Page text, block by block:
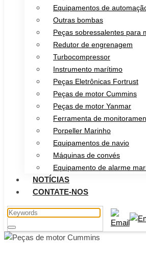
Equipamentos de
Outras bombas
Peças sobressalentes para
Redutor de engrenagem
Turbocompressor
Instrumento marítimo
Peças Eletrônicas Fortrust
Peças de motor Cummins
Peças de motor Yanmar
Ferramenta de
Porpeller Marinho
Equipamentos de navio
Máquinas de convés
Equipamento de alarme
NOTÍCIAS
CONTATE-NOS